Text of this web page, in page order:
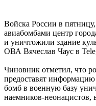
Войска России в
авиабомбами центр
и уничтожили здание
ОВА Вячеслав Чаус в
Чиновник отметил, что
предоставят информацию
бомб в военную базу
наемников-неонацистов,